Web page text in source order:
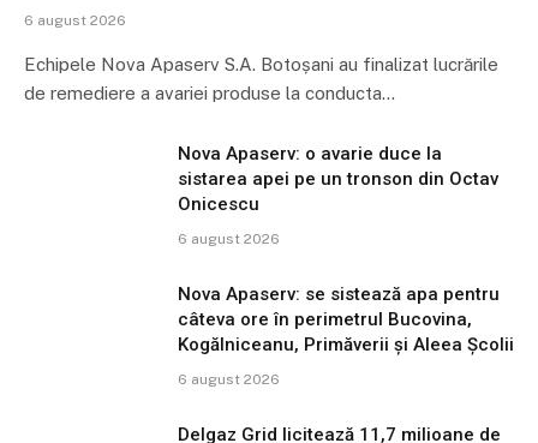
6 august 2026
Echipele Nova Apaserv S.A. Botoșani au finalizat lucrările
de remediere a avariei produse la conducta…
Nova Apaserv: o avarie duce la
sistarea apei pe un tronson din Octav
Onicescu
6 august 2026
Nova Apaserv: se sistează apa pentru
câteva ore în perimetrul Bucovina,
Kogălniceanu, Primăverii și Aleea Școlii
6 august 2026
Delgaz Grid licitează 11,7 milioane de